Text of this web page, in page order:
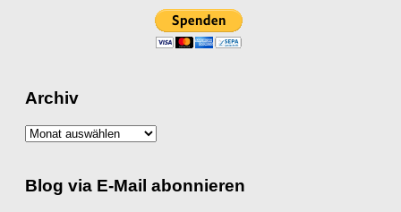
Archiv
Archiv
Blog via E-Mail abonnieren